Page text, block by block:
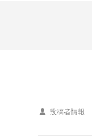
投稿者情報
-